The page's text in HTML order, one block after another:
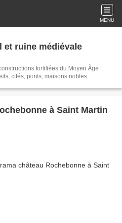
MENU
et ruine médiévale
fortifiées du Moyen Âge :
cités, ponts, maisons nobles...
à Saint Martin